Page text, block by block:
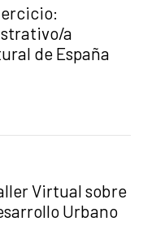
a
de España
Virtual sobre
Urbano